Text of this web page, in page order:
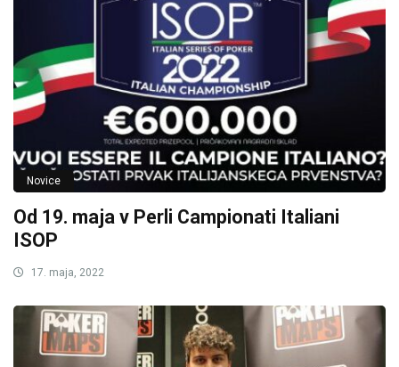
Novice
Od 19. maja v Perli Campionati Italiani
ISOP
17. maja, 2022